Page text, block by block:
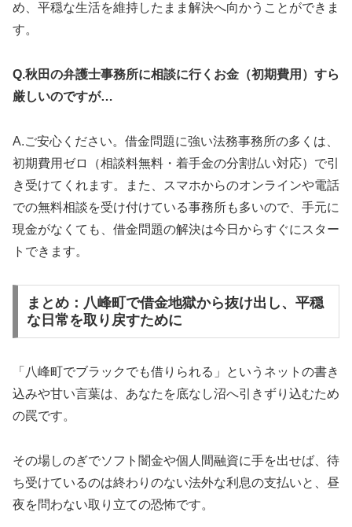
め、平穏な生活を維持したまま解決へ向かうことができま
す。
Q.秋田の弁護士事務所に相談に行くお金（初期費用）すら
厳しいのですが…
A.ご安心ください。借金問題に強い法務事務所の多くは、
初期費用ゼロ（相談料無料・着手金の分割払い対応）で引
き受けてくれます。また、スマホからのオンラインや電話
での無料相談を受け付けている事務所も多いので、手元に
現金がなくても、借金問題の解決は今日からすぐにスター
トできます。
まとめ：八峰町で借金地獄から抜け出し、平穏
な日常を取り戻すために
「八峰町でブラックでも借りられる」というネットの書き
込みや甘い言葉は、あなたを底なし沼へ引きずり込むため
の罠です。
その場しのぎでソフト闇金や個人間融資に手を出せば、待
ち受けているのは終わりのない法外な利息の支払いと、昼
夜を問わない取り立ての恐怖です。